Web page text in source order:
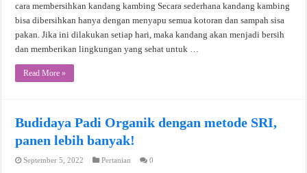
cara membersihkan kandang kambing Secara sederhana kandang kambing
bisa dibersihkan hanya dengan menyapu semua kotoran dan sampah sisa
pakan. Jika ini dilakukan setiap hari, maka kandang akan menjadi bersih
dan memberikan lingkungan yang sehat untuk …
Read More »
Budidaya Padi Organik dengan metode SRI,
panen lebih banyak!
September 5, 2022 Pertanian 0